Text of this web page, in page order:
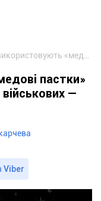
пастки»
—
Viber